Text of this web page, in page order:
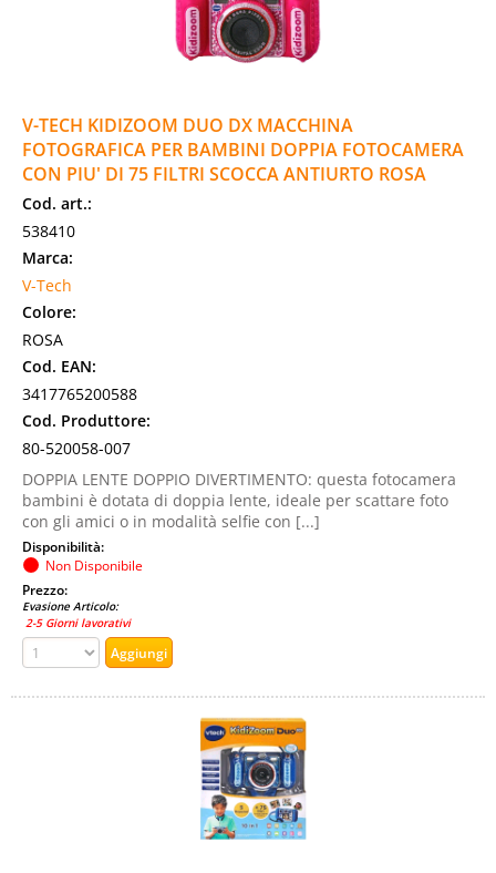
V-TECH KIDIZOOM DUO DX MACCHINA
FOTOGRAFICA PER BAMBINI DOPPIA FOTOCAMERA
CON PIU' DI 75 FILTRI SCOCCA ANTIURTO ROSA
Cod. art.:
538410
Marca:
V-Tech
Colore:
ROSA
Cod. EAN:
3417765200588
Cod. Produttore:
80-520058-007
DOPPIA LENTE DOPPIO DIVERTIMENTO: questa fotocamera
bambini è dotata di doppia lente, ideale per scattare foto
con gli amici o in modalità selfie con [...]
Disponibilità:
Non Disponibile
Prezzo:
Evasione Articolo:
2-5 Giorni lavorativi